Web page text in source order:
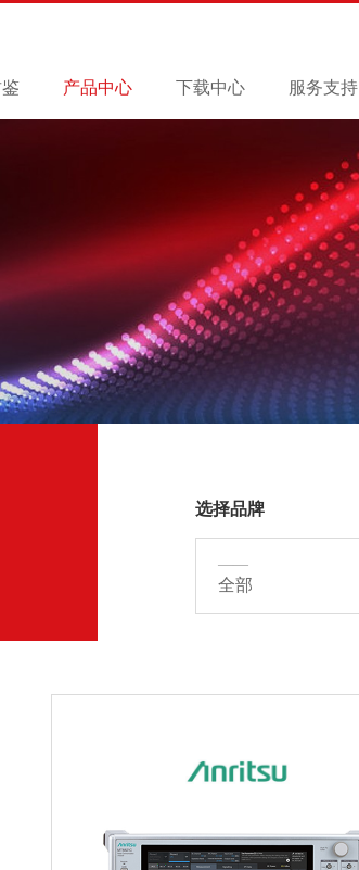
产品中心 下载中心 服务支持
选择品牌
——
全部